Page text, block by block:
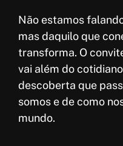
Não estamos
mas daquilo que
transforma. O
vai além do
descoberta que
somos e de como
mundo.